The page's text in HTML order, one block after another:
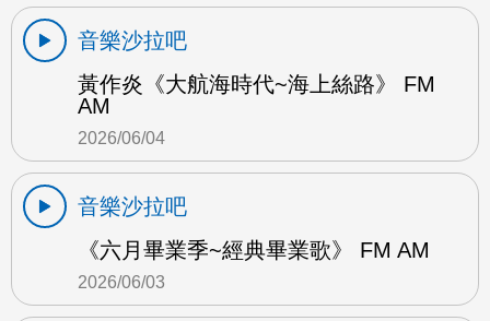
音樂沙拉吧
黃作炎《大航海時代~海上絲路》 FM
AM
2026/06/04
音樂沙拉吧
《六月畢業季~經典畢業歌》 FM AM
2026/06/03